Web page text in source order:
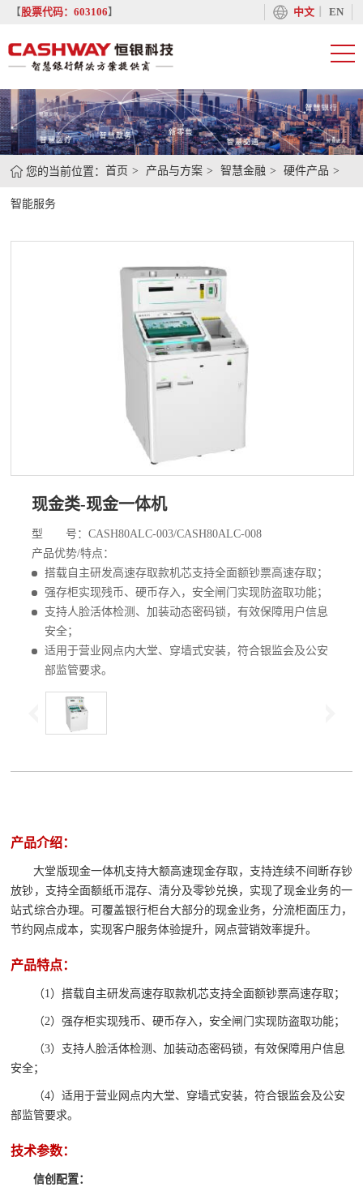
【股票代码：603106】 中文丨 EN
您的当前位置：首页 产品与方案 智慧金融 硬件产品
智能服务
现金类-现金一体机
型 号：CASH80ALC-003/CASH80ALC-008
产品优势/特点：
搭载自主研发高速存取款机芯支持全面额钞票高速存取；
强存柜实现残币、硬币存入，安全闸门实现防盗取功能；
支持人脸活体检测、加装动态密码锁，有效保障用户信息
安全；
适用于营业网点内大堂、穿墙式安装，符合银监会及公安
部监管要求。
产品介绍：
大堂版现金一体机支持大额高速现金存取，支持连续不间断存钞
放钞，支持全面额纸币混存、清分及零钞兑换，实现了现金业务的一
站式综合办理。
可覆盖银行柜台大部分的现金业务，分流柜面压力，
节约网点成本，实现客户服务体验提升，网点营销效率提升。
产品特点：
（1）搭载自主研发高速存取款机芯支持全面额钞票高速存取 ；
（2）强存柜实现残币、硬币存入，安全闸门实现防盗取功能；
（3）支持人脸活体检测、加装动态密码锁，有效保障用户信息
安全；
（4）适用于营业网点内大堂、穿墙式安装，符合银监会及公安
部监管要求。
技术参数：
信创配置：